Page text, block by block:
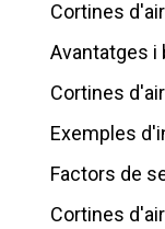
Cortines
Avantatges i
Cortines
Exemples
Factors de
Cortines